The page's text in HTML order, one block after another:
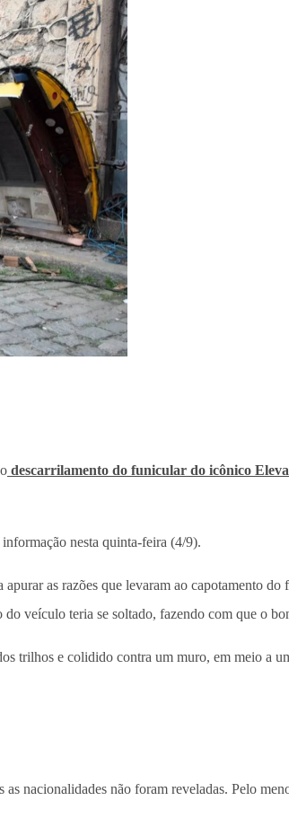
descarrilamento do funicular do icônico
nesta quinta-feira (4/9).
as razões que levaram ao capotamento
veículo teria se soltado, fazendo com que o
trilhos e colidido contra um muro, em meio a
nacionalidades não foram reveladas. Pelo